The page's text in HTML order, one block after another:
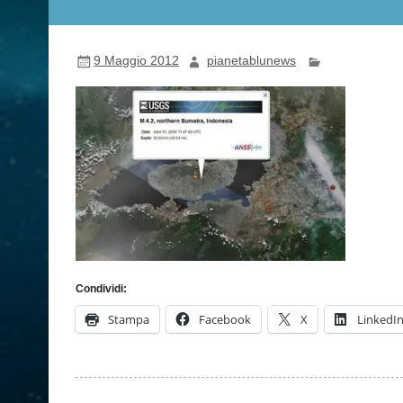
9 Maggio 2012 pianetablunews
Condividi:
Stampa Facebook X LinkedIn